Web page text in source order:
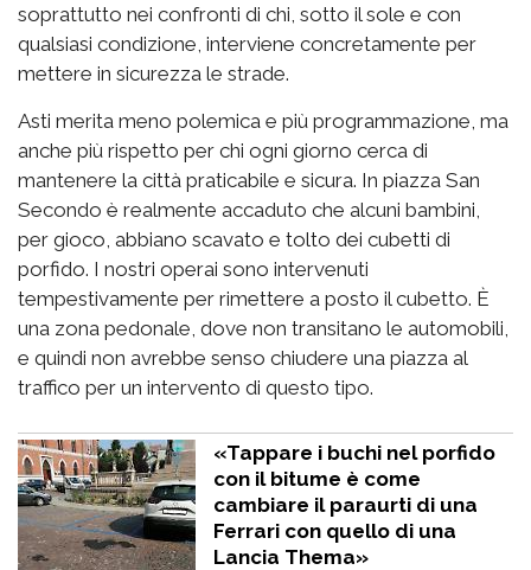
soprattutto nei confronti di chi, sotto il sole e con
qualsiasi condizione, interviene concretamente per
mettere in sicurezza le strade.
Asti merita meno polemica e più programmazione, ma
anche più rispetto per chi ogni giorno cerca di
mantenere la città praticabile e sicura. In piazza San
Secondo è realmente accaduto che alcuni bambini,
per gioco, abbiano scavato e tolto dei cubetti di
porfido. I nostri operai sono intervenuti
tempestivamente per rimettere a posto il cubetto. È
una zona pedonale, dove non transitano le automobili,
e quindi non avrebbe senso chiudere una piazza al
traffico per un intervento di questo tipo.
«Tappare i buchi nel porfido
con il bitume è come
cambiare il paraurti di una
Ferrari con quello di una
Lancia Thema»